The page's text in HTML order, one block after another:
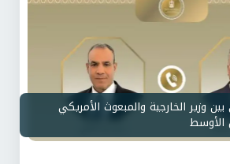
وزير الخارجية والمبعوث الأمريكي
الأوسط